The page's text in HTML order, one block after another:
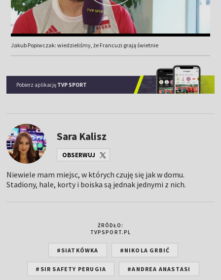
Jakub Popiwczak: wiedzieliśmy, że Francuzi grają świetnie
Pobierz aplikację TVP SPORT
Sara Kalisz
OBSERWUJ
Niewiele mam miejsc, w których czuję się jak w domu.
Stadiony, hale, korty i boiska są jednak jednymi z nich.
ŹRÓDŁO:
TVPSPORT.PL
#SIATKÓWKA #NIKOLA GRBIĆ
#SIR SAFETY PERUGIA #ANDREA ANASTASI